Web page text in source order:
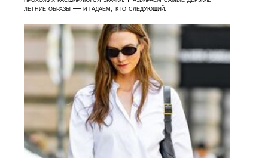
летние образы — и гадаем, кто следующий.